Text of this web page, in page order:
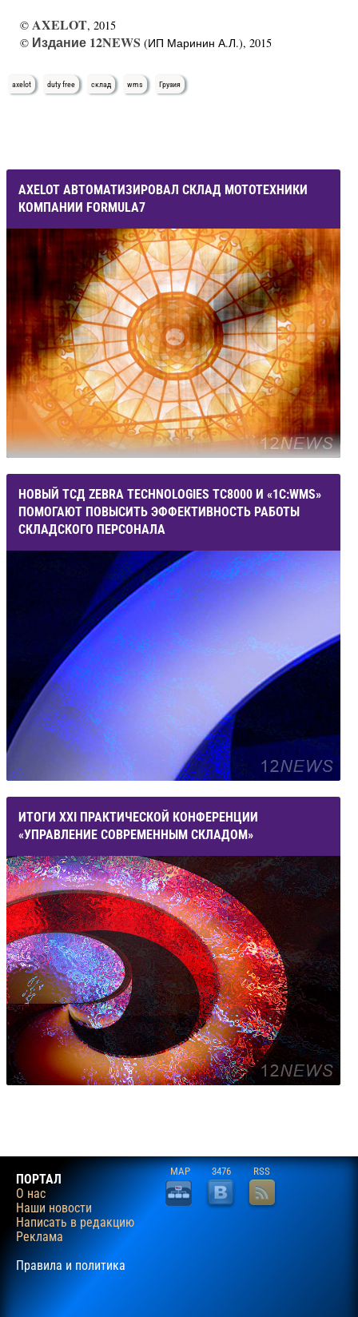
© AXELOT, 2015
© Издание 12NEWS (ИП Маринин А.Л.), 2015
axelot duty free склад wms Грузия
AXELOT АВТОМАТИЗИРОВАЛ СКЛАД МОТОТЕХНИКИ
КОМПАНИИ FORMULA7
НОВЫЙ ТСД ZEBRA TECHNOLOGIES ТС8000 И «1С:WMS»
ПОМОГАЮТ ПОВЫСИТЬ ЭФФЕКТИВНОСТЬ РАБОТЫ
СКЛАДСКОГО ПЕРСОНАЛА
ИТОГИ XXI ПРАКТИЧЕСКОЙ КОНФЕРЕНЦИИ
«УПРАВЛЕНИЕ СОВРЕМЕННЫМ СКЛАДОМ»
ПОРТАЛ
О нас
Наши новости
Написать в редакцию
Реклама
Правила и политика
MAP 3476 RSS